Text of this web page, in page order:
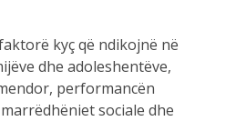
kyç që ndikojnë në
dhe adoleshentëve,
performancën
sociale dhe